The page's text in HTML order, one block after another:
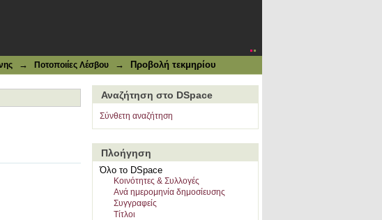
→ Ποτοποιίες Λέσβου → Προβολή τεκμηρίου
Αναζήτηση στο DSpace
Σύνθετη αναζήτηση
Πλοήγηση
Όλο το DSpace
Κοινότητες & Συλλογές
Ανά ημερομηνία δημοσίευσης
Συγγραφείς
Τίτλοι